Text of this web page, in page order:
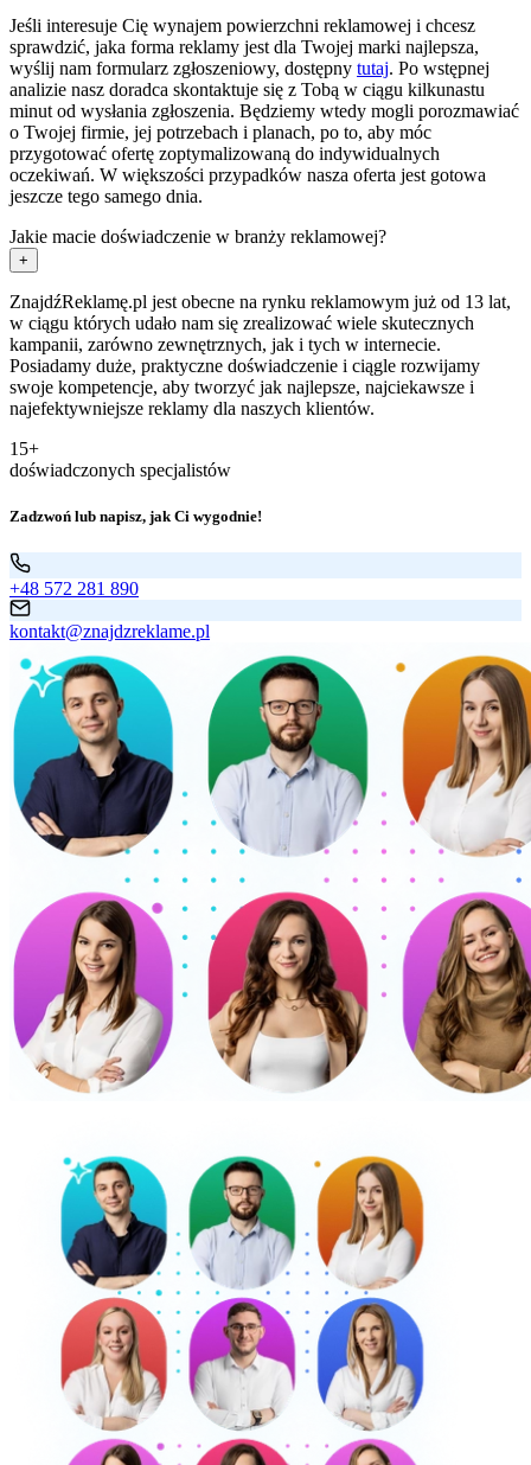
Jeśli interesuje Cię wynajem powierzchni reklamowej i chcesz
sprawdzić, jaka forma reklamy jest dla Twojej marki najlepsza,
wyślij nam formularz zgłoszeniowy, dostępny tutaj. Po wstępnej
analizie nasz doradca skontaktuje się z Tobą w ciągu kilkunastu
minut od wysłania zgłoszenia. Będziemy wtedy mogli porozmawiać
o Twojej firmie, jej potrzebach i planach, po to, aby móc
przygotować ofertę zoptymalizowaną do indywidualnych
oczekiwań. W większości przypadków nasza oferta jest gotowa
jeszcze tego samego dnia.
Jakie macie doświadczenie w branży reklamowej?
+
ZnajdźReklamę.pl jest obecne na rynku reklamowym już od 13 lat,
w ciągu których udało nam się zrealizować wiele skutecznych
kampanii, zarówno zewnętrznych, jak i tych w internecie.
Posiadamy duże, praktyczne doświadczenie i ciągle rozwijamy
swoje kompetencje, aby tworzyć jak najlepsze, najciekawsze i
najefektywniejsze reklamy dla naszych klientów.
15+
doświadczonych specjalistów
Zadzwoń lub napisz, jak Ci wygodnie!
+48 572 281 890
kontakt@znajdzreklame.pl